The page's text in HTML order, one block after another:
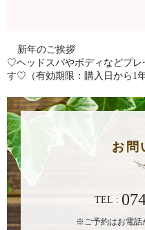
新年のご挨拶
♡ヘッドスパやボディなどプレ
す♡（有効期限：購入日から1年
お問
TEL :
※ご予約はお電話